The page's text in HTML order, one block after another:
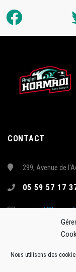
Nous utilisons des
CONTACT
299, Avenue de
05 59 57 17